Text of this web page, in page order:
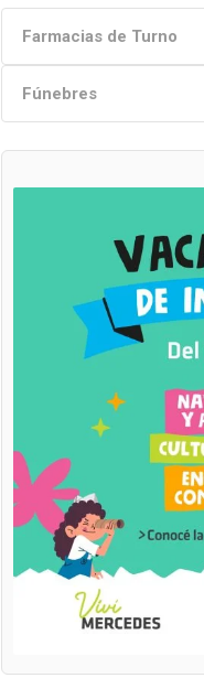
Farmacias de Turno
Fúnebres